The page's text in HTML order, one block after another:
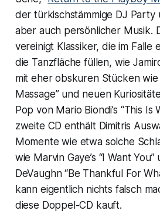
der türkischstämmige DJ Party
aber auch persönlicher Musik.
vereinigt Klassiker, die im Falle
die Tanzfläche füllen, wie
mit eher obskuren Stücken wie
Massage” und neuen
Pop von Mario Biondi’s “This Is
zweite CD enthält Dimitris
Momente wie etwa solche
wie Marvin Gaye’s “I Want You”
DeVaughn “Be Thankful For
kann eigentlich nichts falsch
diese Doppel-CD kauft.